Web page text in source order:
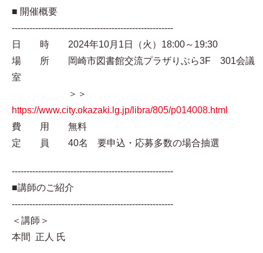
■ 開催概要
-------------------------------------------------------
日 時 2024年10月1日（火）18:00～19:30
場 所 岡崎市図書館交流プラザりぶら3F 301会議
室
＞＞
https://www.city.okazaki.lg.jp/libra/805/p014008.html
費 用 無料
定 員 40名 要申込・応募多数の場合抽選
-------------------------------------------------------
■講師のご紹介
-------------------------------------------------------
＜講師＞
本間 正人 氏